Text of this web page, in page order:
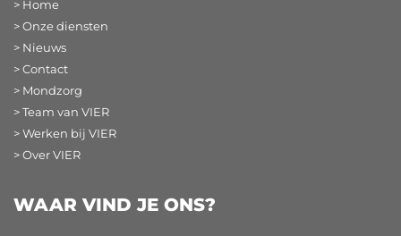
> Home
> Onze diensten
> Nieuws
> Contact
> Mondzorg
> Team van VIER
> Werken bij VIER
> Over VIER
WAAR VIND JE ONS?